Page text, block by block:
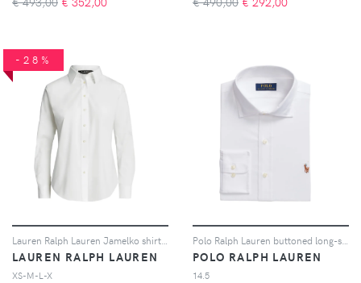
-28%
LAUREN RALPH LAUREN
XS-M-L-X
POLO RALPH LAUREN
14.5